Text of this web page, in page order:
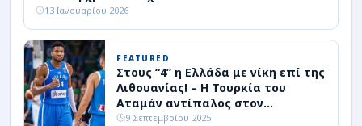
13 Ιανουαρίου 2026
FEATURED
Στους “4” η Ελλάδα με νίκη επί της
Λιθουανίας! – Η Τουρκία του
Αταμάν αντίπαλος στον
ημιτελικό
9 Σεπτεμβρίου 2025